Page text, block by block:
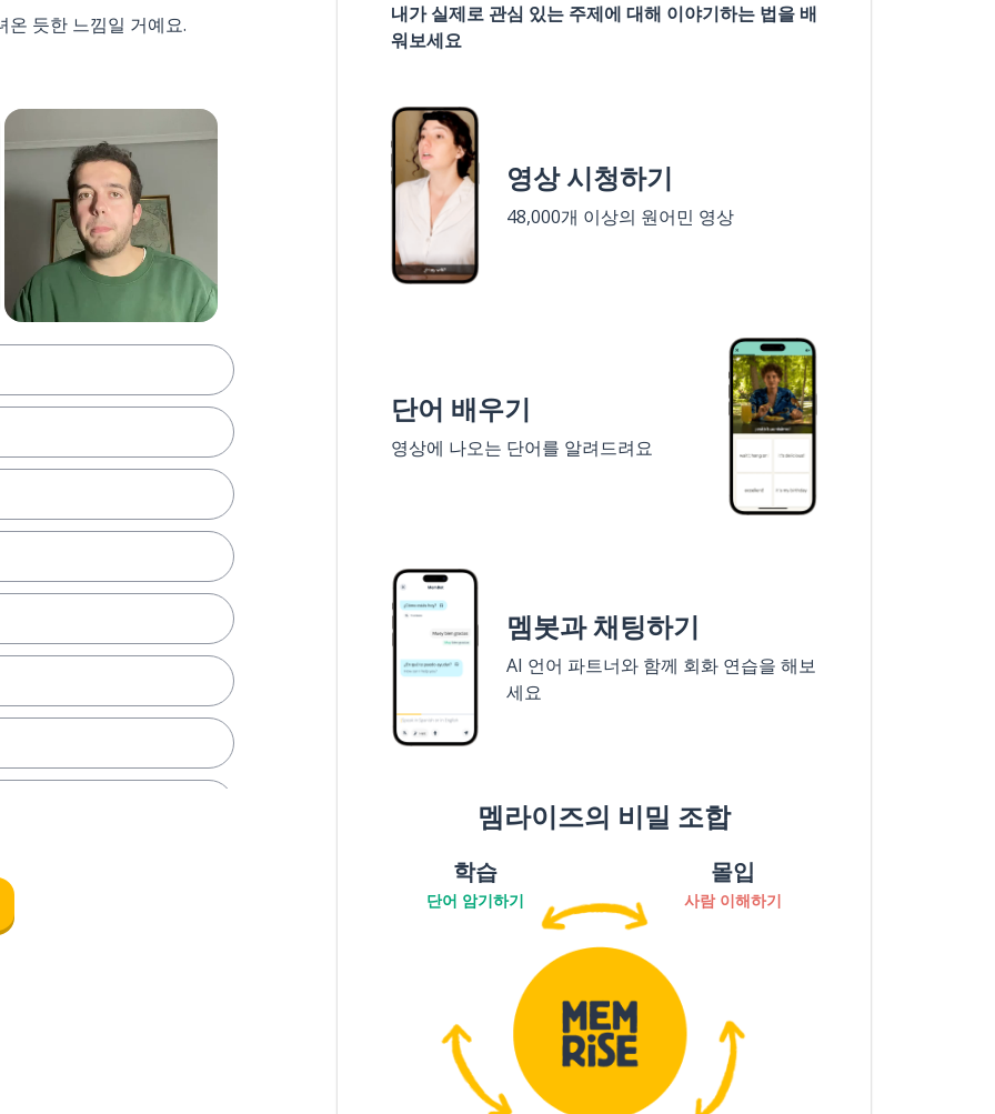
온 듯한 느낌일 거예요.
내가 실제로 관심 있는 주제에 대해 이야기하는 법을 배
워보세요
영상 시청하기
48,000개 이상의 원어민 영상
단어 배우기
영상에 나오는 단어를 알려드려요
멤봇과 채팅하기
AI 언어 파트너와 함께 회화 연습을 해보
세요
멤라이즈의 비밀 조합
학습
단어 암기하기
몰입
사람 이해하기